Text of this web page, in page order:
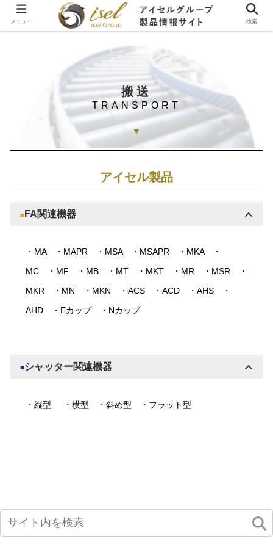
ホーム 搬送
搬送
TRANSPORT
▼
アイセル製品
■ FA関連機器
・MA ・MAPR ・MSA ・MSAPR ・MKA
・
MC
・MF ・MB ・MT ・MKT ・MR ・MSR
・
MKR
・MN ・MKN ・ACS ・ACD ・AHS
・
AHD
・Eカップ ・Nカップ
■シャッター関連機器
・縦型 ・横型 ・斜め型 ・フラット型
メニュー 検索